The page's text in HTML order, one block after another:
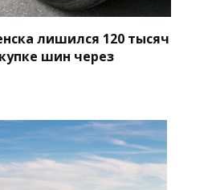
лишился 120 тысяч
шин через